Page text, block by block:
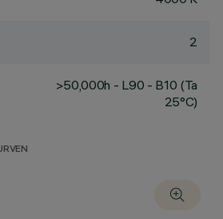
2
>50,000h - L90 - B10 (Ta
25°C)